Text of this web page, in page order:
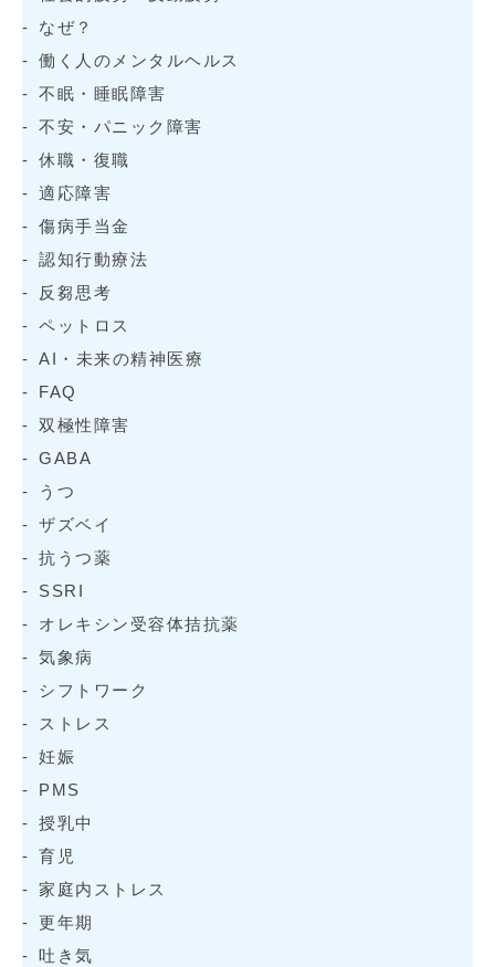
なぜ？
働く人のメンタルヘルス
不眠・睡眠障害
不安・パニック障害
休職・復職
適応障害
傷病手当金
認知行動療法
反芻思考
ペットロス
AI・未来の精神医療
FAQ
双極性障害
GABA
うつ
ザズベイ
抗うつ薬
SSRI
オレキシン受容体拮抗薬
気象病
シフトワーク
ストレス
妊娠
PMS
授乳中
育児
家庭内ストレス
更年期
吐き気